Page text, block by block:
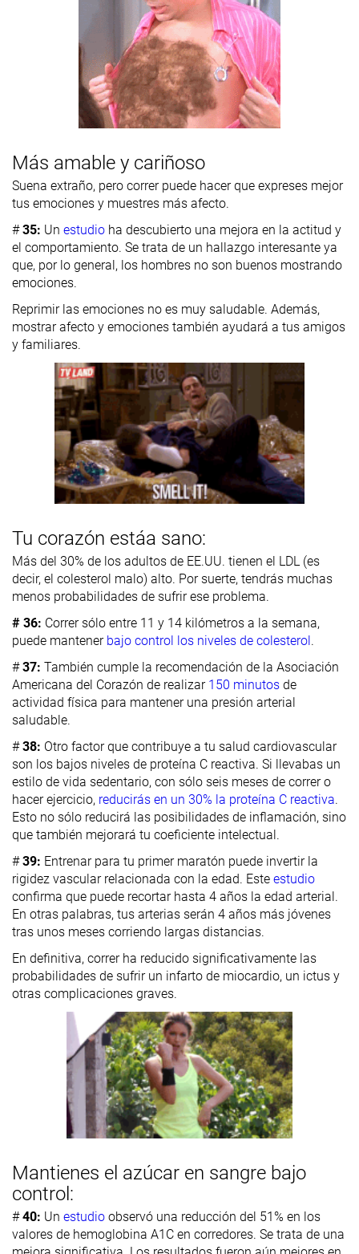
Más amable y cariñoso
Suena extraño, pero correr puede hacer que expreses mejor
tus emociones y muestres más afecto.
#35: Un estudio ha descubierto una mejora en la actitud y
el comportamiento. Se trata de un hallazgo interesante ya
que, por lo general, los hombres no son buenos mostrando
emociones.
Reprimir las emociones no es muy saludable. Además,
mostrar afecto y emociones también ayudará a tus amigos
y familiares.
Tu corazón estáa sano:
Más del 30% de los adultos de EE.UU. tienen el LDL (es
decir, el colesterol malo) alto. Por suerte, tendrás muchas
menos probabilidades de sufrir ese problema.
# 36: Correr sólo entre 11 y 14 kilómetros a la semana,
puede mantener bajo control los niveles de colesterol.
#37: También cumple la recomendación de la Asociación
Americana del Corazón de realizar 150 minutos de
actividad física para mantener una presión arterial
saludable.
#38: Otro factor que contribuye a tu salud cardiovascular
son los bajos niveles de proteína C reactiva. Si llevabas un
estilo de vida sedentario, con sólo seis meses de correr o
hacer ejercicio, reducirás en un 30% la proteína C reactiva.
Esto no sólo reducirá las posibilidades de inflamación, sino
que también mejorará tu coeficiente intelectual.
#39: Entrenar para tu primer maratón puede invertir la
rigidez vascular relacionada con la edad. Este estudio
confirma que puede recortar hasta 4 años la edad arterial.
En otras palabras, tus arterias serán 4 años más jóvenes
tras unos meses corriendo largas distancias.
En definitiva, correr ha reducido significativamente las
probabilidades de sufrir un infarto de miocardio, un ictus y
otras complicaciones graves.
Mantienes el azúcar en sangre bajo
control:
#40: Un estudio observó una reducción del 51% en los
valores de hemoglobina A1C en corredores. Se trata de una